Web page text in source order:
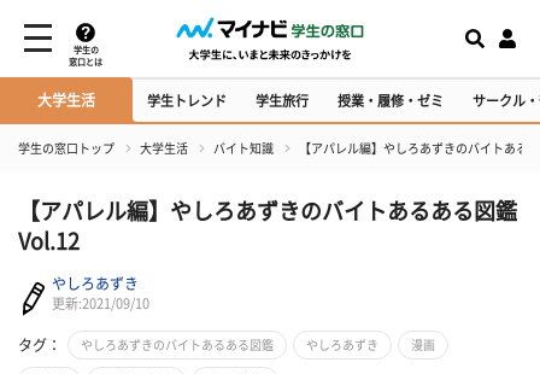
学生の
窓口とは
大学生活 学生トレンド 学生旅行 授業・履修・ゼミ サークル
学生の窓口トップ 大学生活 バイト知識 【アパレル編】やしろあずきのバイトある
【アパレル編】やしろあずきのバイトあるある図鑑
Vol.12
やしろあずき
更新:2021/09/10
タグ： やしろあずきのバイトあるある図鑑 やしろあずき 漫画